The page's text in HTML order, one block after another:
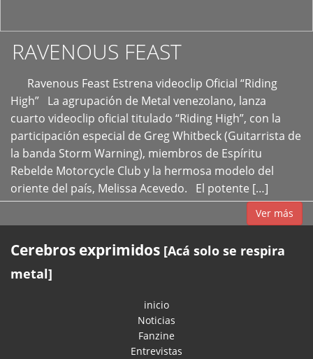
RAVENOUS FEAST
Ravenous Feast Estrena videoclip Oficial “Riding
High” La agrupación de Metal venezolano, lanza
cuarto videoclip oficial titulado “Riding High”, con la
participación especial de Greg Whitbeck (Guitarrista de
la banda Storm Warning), miembros de Espíritu
Rebelde Motorcycle Club y la hermosa modelo del
oriente del país, Melissa Acevedo. El potente […]
Ver más
Cerebros exprimidos [Acá solo se respira
metal]
inicio
Noticias
Fanzine
Entrevistas